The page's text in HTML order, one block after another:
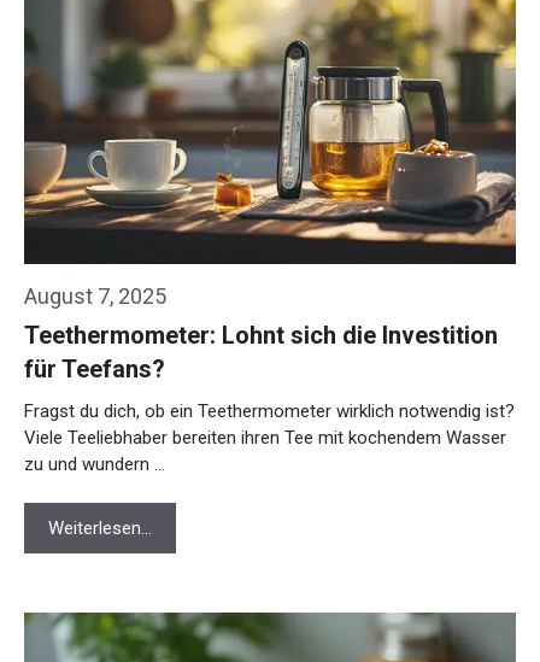
August 7, 2025
Teethermometer: Lohnt sich die Investition
für Teefans?
Fragst du dich, ob ein Teethermometer wirklich notwendig ist?
Viele Teeliebhaber bereiten ihren Tee mit kochendem Wasser
zu und wundern …
Weiterlesen…